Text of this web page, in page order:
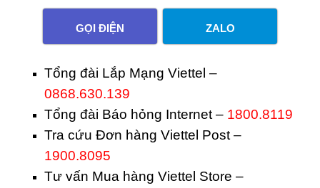
GỌI ĐIỆN ZALO
Tổng đài Lắp Mạng Viettel –
0868.630.139
Tổng đài Báo hỏng Internet – 1800.8119
Tra cứu Đơn hàng Viettel Post –
1900.8095
Tư vấn Mua hàng Viettel Store –